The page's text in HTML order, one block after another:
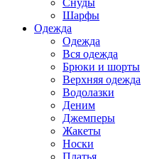
Снуды
Шарфы
Одежда
Одежда
Вся одежда
Брюки и шорты
Верхняя одежда
Водолазки
Деним
Джемперы
Жакеты
Носки